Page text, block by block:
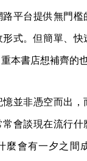
平台提供無門檻
式。但簡單、快
本書店想補齊的
並非憑空而出，
常會談現在流行什
麼會有一夕之間